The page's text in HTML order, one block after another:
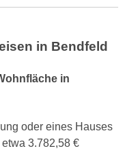
in Bendfeld
in
oder eines Hauses
3.782,58 €